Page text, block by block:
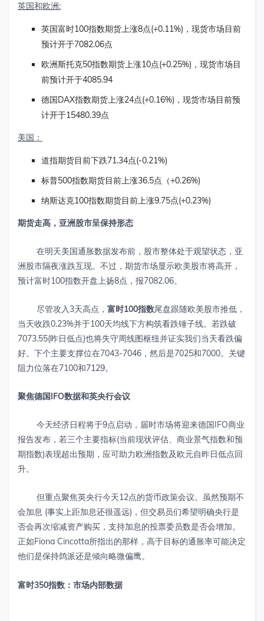
英国和欧洲:
英国富时100指数期货上涨8点(+0.11%)，现货市场目前
预计开于7082.06点
欧洲斯托克50指数期货上涨10点(+0.25%)，现货市场目
前预计开于4085.94
德国DAX指数期货上涨24点(+0.16%)，现货市场目前预
计开于15480.39点
美国：
道指期货目前下跌71.34点(-0.21%)
标普500指数期货目前上涨36.5点（+0.26%)
纳斯达克100指数期货目前上涨9.75点(+0.23%)
期货走高，亚洲股市呈保持形态
在明天美国通胀数据发布前，股市整体处于观望状态，亚
洲股市隔夜涨跌互现。不过，期货市场显示欧美股市将高开，
预计富时100指数开盘上扬8点，报7082.06。
尽管攻入3天高点， 富时100指数尾盘跟随欧美股市推低，
当天收跌0.23%并于100天均线下方构筑看跌锤子线。若跌破
7073.55(昨日低点)也将失守周线图枢纽并证实我们当天看跌偏
好。下个主要支撑位在7043-7046，然后是7025和7000。关键
阻力位落在7100和7129。
聚焦德国IFO数据和英央行会议
今天经济日程将于9点启动，届时市场将迎来德国IFO商业
报告发布，若三个主要指标(当前现状评估、商业景气指数和预
期指数)表现超出预期，应可助力欧洲指数及欧元自昨日低点回
升。
但重点聚焦英央行今天12点的货币政策会议。虽然预期不
会加息 (事实上距加息还很遥远)，但交易员们希望明确央行是
否会再次缩减资产购买，支持加息的投票委员数是否会增加。
正如Fiona Cincotta所指出的那样，高于目标的通胀率可能决定
他们是保持鸽派还是倾向略微偏鹰。
富时350指数：市场内部数据